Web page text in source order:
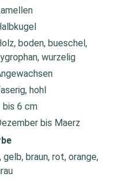
boden, bueschel,
wurzelig
hohl
bis 6 cm
bis Maerz
gelb, braun, rot, orange,